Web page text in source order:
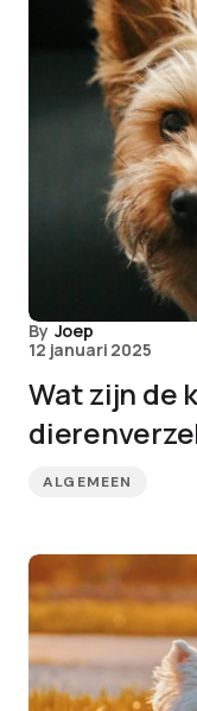
By Joep
12 januari 2025
Wat zijn de
ALGEMEEN